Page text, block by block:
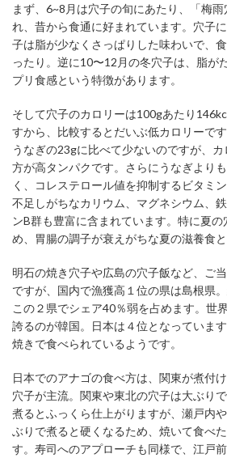
まず、6~8月は穴子の旬にあたり、「梅
れ、昔から食通に好まれています。穴子
子は脂が少なくさっぱりした味わいで、
ったり。逆に10〜12月の冬穴子は、脂が
プリ食感という特徴があります。
そして穴子のカロリーは100gあたり
すから、比較するとだいぶ低カロリーで
うなぎの23gに比べて少ないのですが、
方が高タンパクです。さらにうなぎより
く、コレステロール値を抑制するビタミ
不足しがちなカリウム、マグネシウム、
ンB群も豊富に含まれています。特に夏
め、胃腸の調子が衰えがちな夏の滋養食と
明石の焼き穴子や広島の穴子飯など、ご
ですが、国内で漁獲高１位の県は島根県
この２県でシェア40％弱を占めます。世
誇るのが韓国。日本は４位となっていま
焼きで食べられているようです。
日本でのアナゴの食べ方は、関東が煮付
穴子が主流。関東や東北の穴子は大ぶり
煮るとふっくら仕上がりますが、瀬戸内
ぶりで煮ると硬くなるため、焼いて食べ
す。寿司へのアプローチも同様で、江戸